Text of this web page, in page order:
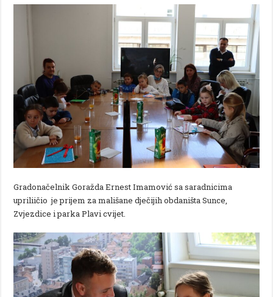
Gradonačelnik Goražda Ernest Imamović sa saradnicima
upriliičio je prijem za mališane dječijih obdaništa Sunce,
Zvjezdice i parka Plavi cvijet.